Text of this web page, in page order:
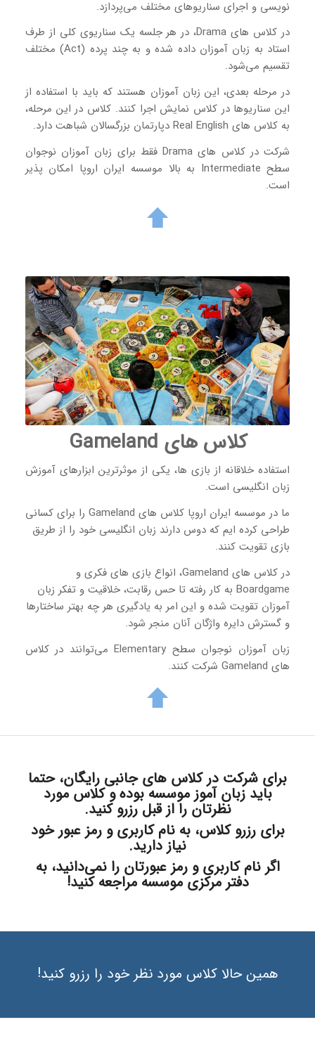
نویسی و اجرای سناریوهای مختلف می‌پردازد.
در کلاس های Drama، در هر جلسه یک سناریوی کلی از طرف
استاد به زبان آموزان داده شده و به چند پرده (Act) مختلف
تقسیم می‌شود.
در مرحله بعدی، این زبان آموزان هستند که باید با استفاده از
این سناریوها در کلاس نمایش اجرا کنند. کلاس در این مرحله،
به کلاس های Real English دپارتمان بزرگسالان شباهت دارد.
شرکت در کلاس های Drama فقط برای زبان آموزان نوجوان
سطح Intermediate به بالا موسسه ایران اروپا امکان پذیر
است.
کلاس‌ های Gameland
استفاده خلاقانه از بازی ها، یکی از موثرترین ابزارهای آموزش
زبان انگلیسی است.
ما در موسسه ایران اروپا کلاس های Gameland را برای کسانی
طراحی کرده ایم که دوس دارند زبان انگلیسی خود را از طریق
بازی تقویت کنند.
در کلاس های Gameland، انواع بازی های فکری و
Boardgame به کار رفته تا حس رقابت، خلاقیت و تفکر زبان
آموزان تقویت شده و این امر به یادگیری هر چه بهتر ساختارها
و گسترش دایره واژگان آنان منجر شود.
زبان آموزان نوجوان سطح Elementary می‌توانند در کلاس
های Gameland شرکت کنند.
برای شرکت در کلاس های جانبی رایگان، حتما
باید زبان آموز موسسه بوده و کلاس مورد
نظرتان را از قبل رزرو کنید.
برای رزرو کلاس، به نام کاربری و رمز عبور خود
نیاز دارید.
اگر نام کاربری و رمز عبورتان را نمی‌دانید، به
دفتر مرکزی موسسه مراجعه کنید!
همین حالا کلاس مورد نظر خود را رزرو کنید!